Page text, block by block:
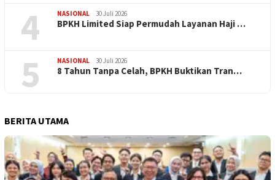
4 NASIONAL 30 Juli 2026
BPKH Limited Siap Permudah Layanan Haji …
5 NASIONAL 30 Juli 2026
​8 Tahun Tanpa Celah, BPKH Buktikan Tran…
BERITA UTAMA